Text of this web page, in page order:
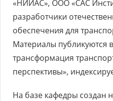
«НИИАС», OOO «САС
разработчики
обеспечения для
Материалы публикуются
трансформация
перспективы»,
На базе кафедры создан